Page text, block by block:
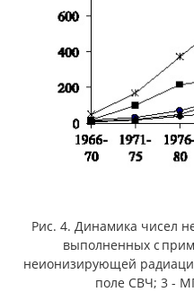
Рис. 4. Динамика чисел
выполненных с
неионизирующей
поле СВЧ; 3 -